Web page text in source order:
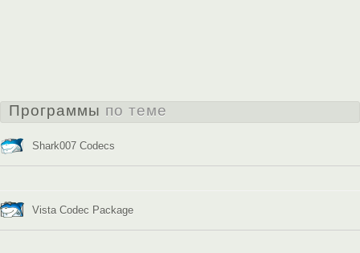
Программы по теме
Shark007 Codecs
Vista Codec Package